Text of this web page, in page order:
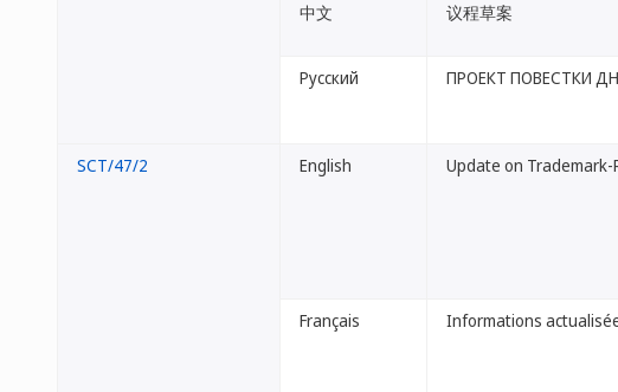
中文 议程草案
Русский ПРОЕКТ ПОВЕСТКИ
SCT/47/2 English Update on Trademark-
Français Informations